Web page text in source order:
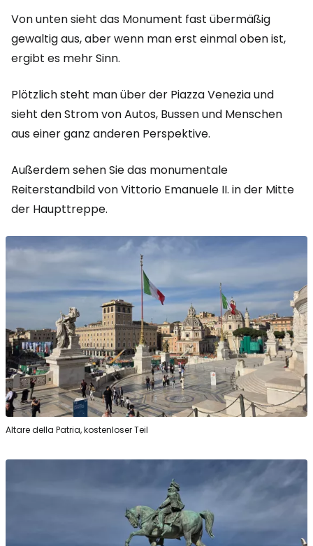
Von unten sieht das Monument fast übermäßig
gewaltig aus, aber wenn man erst einmal oben ist,
ergibt es mehr Sinn.
Plötzlich steht man über der Piazza Venezia und
sieht den Strom von Autos, Bussen und Menschen
aus einer ganz anderen Perspektive.
Außerdem sehen Sie das monumentale
Reiterstandbild von Vittorio Emanuele II. in der Mitte
der Haupttreppe.
Altare della Patria, kostenloser Teil